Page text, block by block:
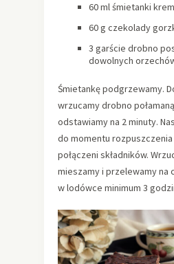
60 ml śmietanki
60 g czekolady
3 garście drobno
dowolnych
Śmietankę podgrzewamy.
wrzucamy drobno
odstawiamy na 2 minuty.
do momentu
połączeni składników.
mieszamy i przelewamy na
w lodówce minimum 3